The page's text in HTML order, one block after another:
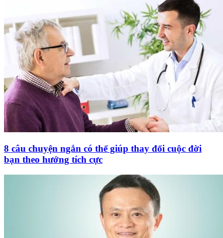
8 câu chuyện ngắn có thể giúp thay đổi cuộc đời
bạn theo hướng tích cực